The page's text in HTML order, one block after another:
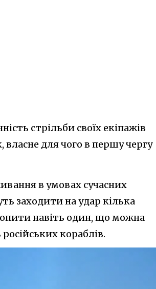
стрільби своїх екіпажів
власне для чого в першу чергу
в умовах сучасних
заходити на удар кілька
навіть один, що можна
кораблів.